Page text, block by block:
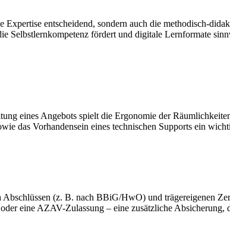
entscheidend, sondern auch die methodisch-
Selbstlernkompetenz fördert und digitale Lernformate
eines Angebots spielt die Ergonomie der
das Vorhandensein eines technischen Supports ein
(z. B. nach BBiG/HwO) und trägereigenen
eine AZAV-Zulassung – eine zusätzliche Absicherung,